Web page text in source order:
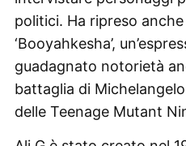
politici. Ha ripreso anche
‘Booyahkesha’,
guadagnato notorietà
battaglia di
delle Teenage Mutant